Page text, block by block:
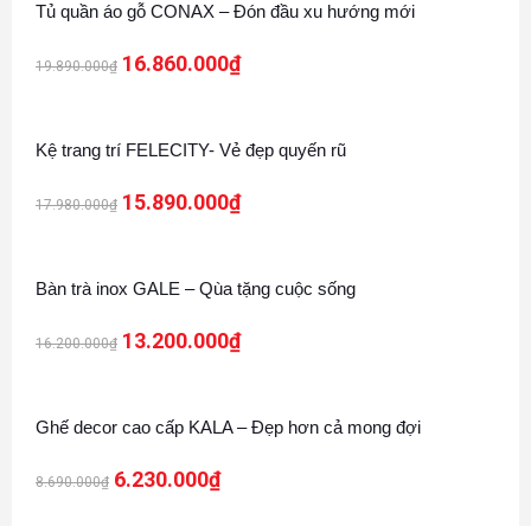
Tủ quần áo gỗ CONAX – Đón đầu xu hướng mới
19.890.000₫ 16.860.000₫
Kệ trang trí FELECITY- Vẻ đẹp quyến rũ
17.980.000₫ 15.890.000₫
Bàn trà inox GALE – Qùa tặng cuộc sống
16.200.000₫ 13.200.000₫
Ghế decor cao cấp KALA – Đẹp hơn cả mong đợi
8.690.000₫ 6.230.000₫